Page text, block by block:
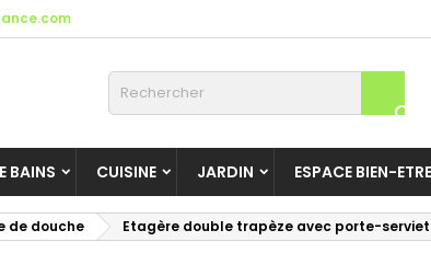

BAINS CUISINE JARDIN ESPACE BIEN-ETRE
de douche Etagère double trapèze avec porte-